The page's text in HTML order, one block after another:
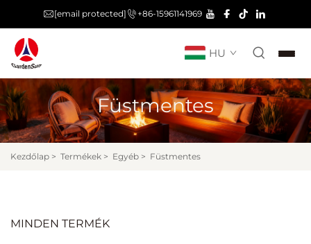
[email protected] +86-15961141969
HU
Füstmentes
Kezdőlap > Termékek > Egyéb > Füstmentes
MINDEN TERMÉK